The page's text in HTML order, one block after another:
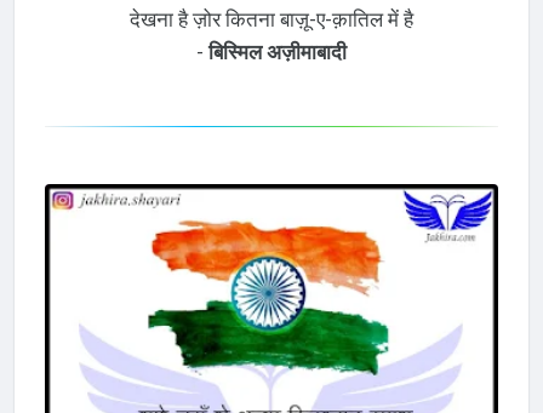
देखना है ज़ोर कितना बाज़ू-ए-क़ातिल में है
-बिस्मिल अज़ीमाबादी